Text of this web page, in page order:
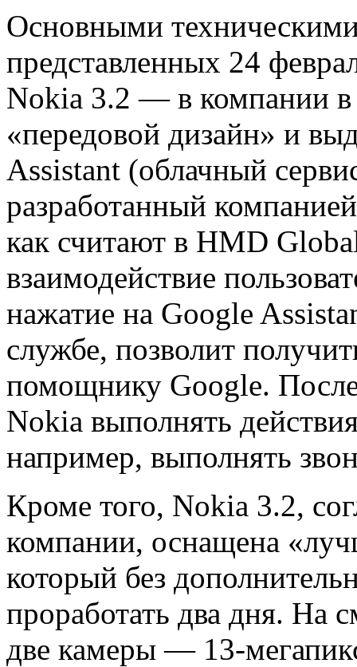
Основными
представленных 24
Nokia 3.2 — в компании в
«передовой дизайн» и
Assistant (облачный
разработанный
как считают в HMD
взаимодействие
нажатие на Google
службе, позволит
помощнику Google.
Nokia выполнять
например, выполнять
Кроме того, Nokia 3.2,
компании, оснащена
который без
проработать два дня. На
две камеры — 13-